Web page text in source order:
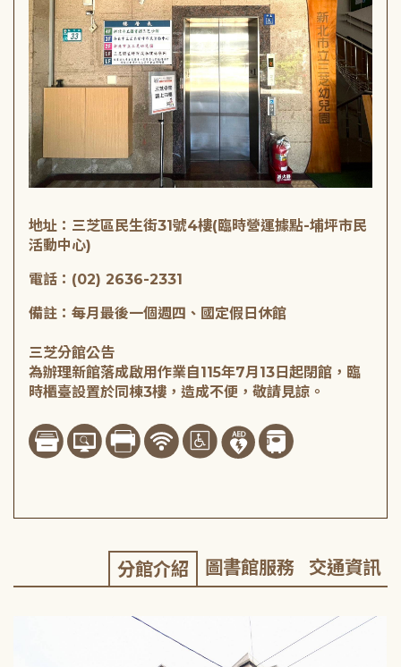
地址：三芝區民生街31號4樓(臨時營運據點-埔坪市民
活動中心)
電話：(02) 2636-2331
備註：每月最後一個週四、國定假日休館
三芝分館公告
為辦理新館落成啟用作業自115年7月13日起閉館，臨
時櫃臺設置於同棟3樓，造成不便，敬請見諒。
分館介紹 圖書館服務 交通資訊